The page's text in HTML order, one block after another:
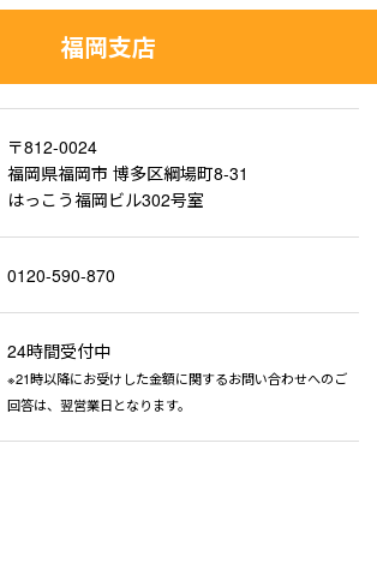
福岡支店
〒812-0024
福岡県福岡市 博多区綱場町8-31
はっこう福岡ビル302号室
0120-590-870
24時間受付中
※21時以降にお受けした金額に関するお問い合わせへのご
回答は、翌営業日となります。